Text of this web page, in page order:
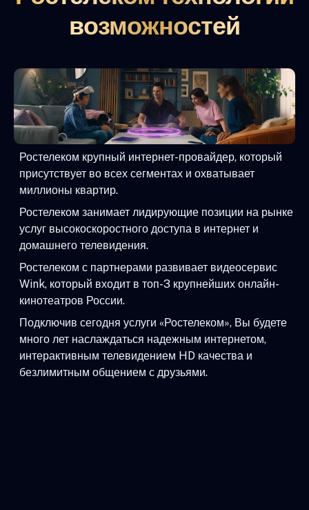
возможностей
Ростелеком крупный интернет-провайдер, который
присутствует во всех сегментах и охватывает
миллионы квартир.
Ростелеком занимает лидирующие позиции на рынке
услуг высокоскоростного доступа в интернет и
домашнего телевидения.
Ростелеком с партнерами развивает видеосервис
Wink, который входит в топ-3 крупнейших онлайн-
кинотеатров России.
Подключив сегодня услуги «Ростелеком», Вы будете
много лет наслаждаться надежным интернетом,
интерактивным телевидением HD качества и
безлимитным общением с друзьями.